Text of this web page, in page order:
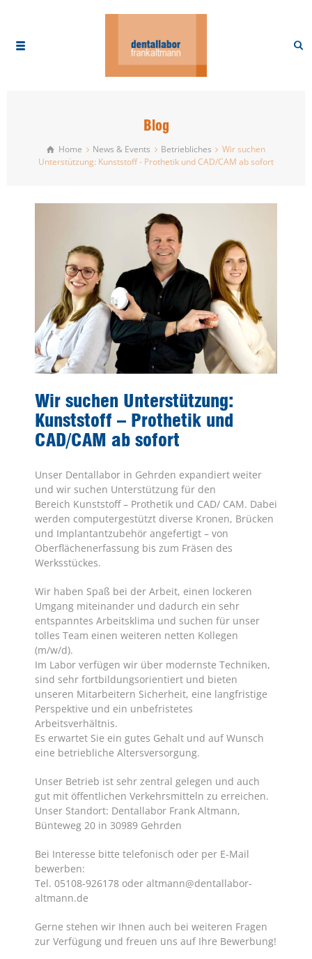
Blog
Home News & Events Betriebliches
Wir suchen
Unterstützung: Kunststoff - Prothetik und CAD/CAM ab sofort
Wir suchen Unterstützung:
Kunststoff – Prothetik und
CAD/CAM ab sofort
Unser Dentallabor in Gehrden expandiert weiter
und wir suchen Unterstützung für den
Bereich Kunststoff – Prothetik und CAD/ CAM. Dabei
werden computergestützt diverse Kronen, Brücken
und Implantantzubehör angefertigt – von
Oberflächenerfassung bis zum Fräsen des
Werksstückes.
Wir haben Spaß bei der Arbeit, einen lockeren
Umgang miteinander und dadurch ein sehr
entspanntes Arbeitsklima und suchen für unser
tolles Team einen weiteren netten Kollegen
(m/w/d).
Im Labor verfügen wir über modernste Techniken,
sind sehr fortbildungsorientiert und bieten
unseren Mitarbeitern Sicherheit, eine langfristige
Perspektive und ein unbefristetes
Arbeitsverhältnis.
Es erwartet Sie ein gutes Gehalt und auf Wunsch
eine betriebliche Altersversorgung.
Unser Betrieb ist sehr zentral gelegen und auch
gut mit öffentlichen Verkehrsmitteln zu erreichen.
Unser Standort: Dentallabor Frank Altmann,
Bünteweg 20 in 30989 Gehrden
Bei Interesse bitte telefonisch oder per E-Mail
bewerben:
Tel. 05108-926178 oder altmann@dentallabor-
altmann.de
Gerne stehen wir Ihnen auch bei weiteren Fragen
zur Verfügung und freuen uns auf Ihre Bewerbung!